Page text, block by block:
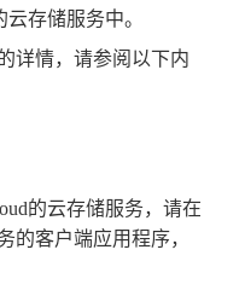
云存储服务中。
详情，请参阅以下内
的云存储服务，请在
的客户端应用程序，